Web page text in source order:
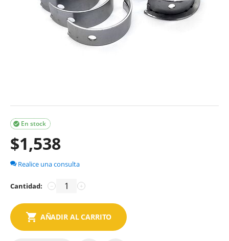
En stock

$1,538
Realice una consulta
Cantidad: +
−
AÑADIR AL CARRITO